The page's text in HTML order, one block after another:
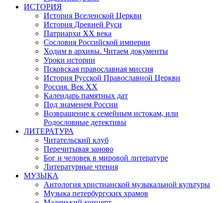
ИСТОРИЯ
История Вселенской Церкви
История Древней Руси
Патриархи XX века
Сословия Российской империи
Ходим в архивы. Читаем документы
Уроки истории
Псковская православная миссия
История Русской Православной Церкви
Россия. Век ХХ
Календарь памятных дат
Под знаменем России
Возвращение к семейным истокам, или
Родословные детективы
ЛИТЕРАТУРА
Читательский клуб
Перечитывая заново
Бог и человек в мировой литературе
Литературные чтения
МУЗЫКА
Антология христианской музыкальной культуры
Музыка петербургских храмов